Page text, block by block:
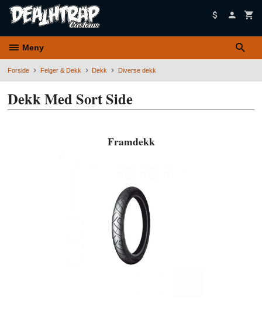
Meny
Forside Felger & Dekk Dekk Diverse dekk
Dekk Med Sort Side
Framdekk